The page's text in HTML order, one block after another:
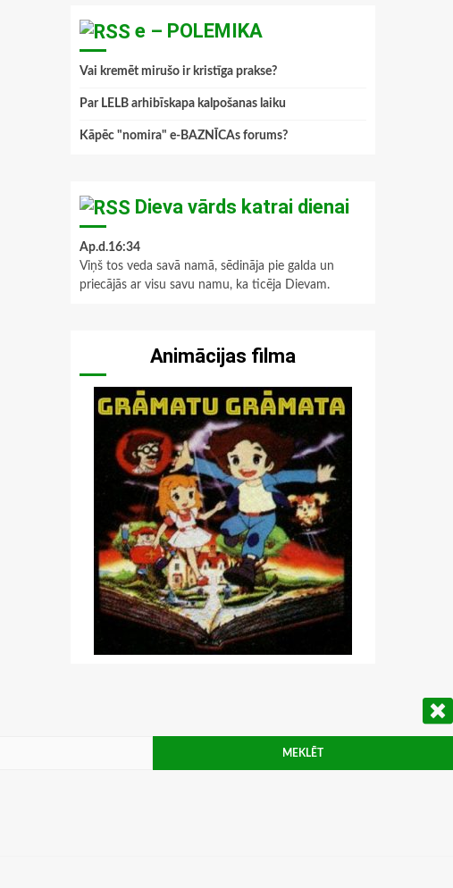
e – POLEMIKA
Vai kremēt mirušo ir kristīga prakse?
Par LELB arhibīskapa kalpošanas laiku
Kāpēc "nomira" e-BAZNĪCAs forums?
Dieva vārds katrai dienai
Ap.d.16:34
Viņš tos veda savā namā, sēdināja pie galda un
priecājās ar visu savu namu, ka ticēja Dievam.
Animācijas filma